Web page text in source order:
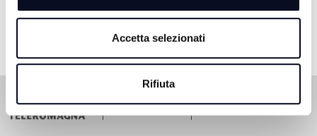
Accetta selezionati
Rifiuta